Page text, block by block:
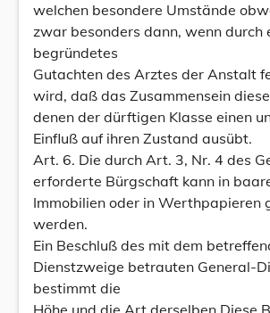
welchen besondere Umstände
zwar besonders dann, wenn durch
begründetes
Gutachten des Arztes der Anstalt
wird, daß das Zusammensein
denen der dürftigen Klasse einen
Einfluß auf ihren Zustand ausübt.
Art. 6. Die durch Art. 3, Nr. 4 des
erforderte Bürgschaft kann in
Immobilien oder in Werthpapieren
werden.
Ein Beschluß des mit dem
Dienstzweige betrauten General-
bestimmt die
Höhe und die Art derselben Diese